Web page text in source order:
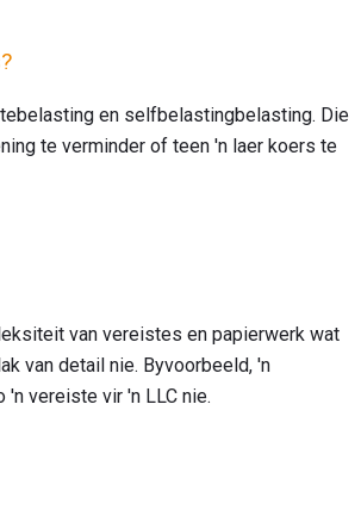
en selfbelastingbelasting. Die
te verminder of teen 'n laer koers te
van vereistes en papierwerk wat
van detail nie. Byvoorbeeld, 'n
vereiste vir 'n LLC nie.